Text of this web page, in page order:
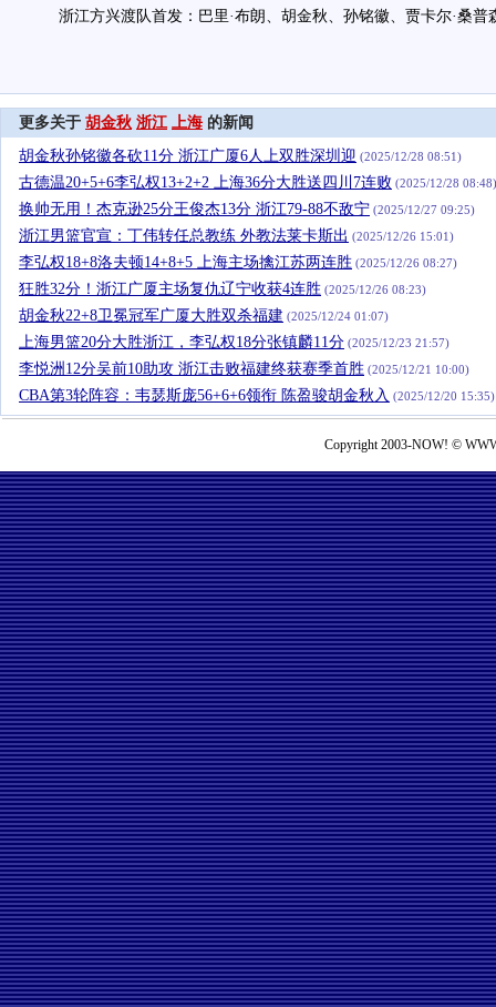
浙江方兴渡队首发：巴里·布朗、胡金秋、孙铭徽、贾卡尔·桑普
更多关于 胡金秋 浙江 上海 的新闻
胡金秋孙铭徽各砍11分 浙江广厦6人上双胜深圳迎 (2025/12/28 08:51)
古德温20+5+6李弘权13+2+2 上海36分大胜送四川7连败 (2025/12/28 08:48)
换帅无用！杰克逊25分王俊杰13分 浙江79-88不敌宁 (2025/12/27 09:25)
浙江男篮官宣：丁伟转任总教练 外教法莱卡斯出 (2025/12/26 15:01)
李弘权18+8洛夫顿14+8+5 上海主场擒江苏两连胜 (2025/12/26 08:27)
狂胜32分！浙江广厦主场复仇辽宁收获4连胜 (2025/12/26 08:23)
胡金秋22+8卫冕冠军广厦大胜双杀福建 (2025/12/24 01:07)
上海男篮20分大胜浙江，李弘权18分张镇麟11分 (2025/12/23 21:57)
李悦洲12分吴前10助攻 浙江击败福建终获赛季首胜 (2025/12/21 10:00)
CBA第3轮阵容：韦瑟斯庞56+6+6领衔 陈盈骏胡金秋入 (2025/12/20 15:35)
Copyright 2003-NOW! ©